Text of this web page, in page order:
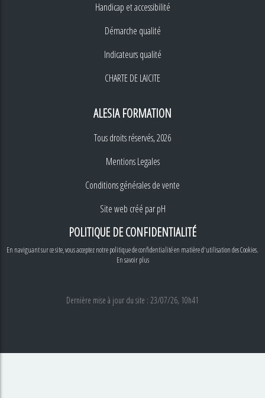
Handicap et accessibilité
Démarche qualité
Indicateurs qualité
CHARTE DE LAICITE
ALESIA FORMATION
Tous droits réservés, 2026
Mentions Legales
Conditions générales de vente
Site web créé parpH
POLITIQUE DE CONFIDENTIALITÉ
En naviguant sur ce site, vous acceptez notre politique de confidentialité en matière d'utilisation des Cookies.
En savoir plus
Dernière mise à jour du site : 23/07/26, 10h41